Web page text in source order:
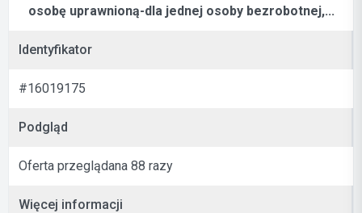
osobę uprawnioną-dla jednej osoby bezrobotnej,...
Identyfikator
#16019175
Podgląd
Oferta przeglądana 88 razy
Więcej informacji